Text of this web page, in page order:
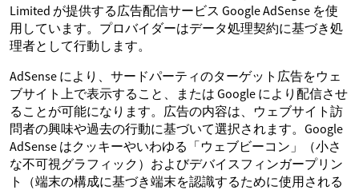
Limited が提供する広告配信サービス Google AdSense を使
用しています。プロバイダーはデータ処理契約に基づき処
理者として行動します。
AdSense により、サードパーティのターゲット広告をウェ
ブサイト上で表示すること、または Google により配信させ
ることが可能になります。広告の内容は、ウェブサイト訪
問者の興味や過去の行動に基づいて選択されます。Google
AdSense はクッキーやいわゆる「ウェブビーコン」（小さ
な不可視グラフィック）およびデバイスフィンガープリン
ト（端末の構成に基づき端末を認識するために使用される